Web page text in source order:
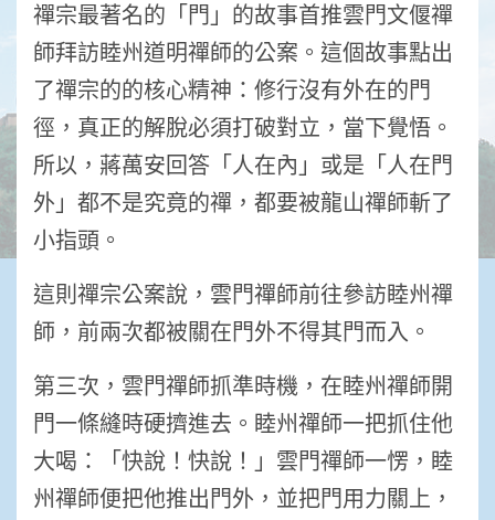
禪宗最著名的「門」的故事首推雲門文偃禪
師拜訪睦州道明禪師的公案。這個故事點出
了禪宗的的核心精神：修行沒有外在的門
徑，真正的解脫必須打破對立，當下覺悟。
所以，蔣萬安回答「人在內」或是「人在門
外」都不是究竟的禪，都要被龍山禪師斬了
小指頭。
這則禪宗公案說，雲門禪師前往參訪睦州禪
師，前兩次都被關在門外不得其門而入。
第三次，雲門禪師抓準時機，在睦州禪師開
門一條縫時硬擠進去。睦州禪師一把抓住他
大喝：「快說！快說！」雲門禪師一愣，睦
州禪師便把他推出門外，並把門用力關上，